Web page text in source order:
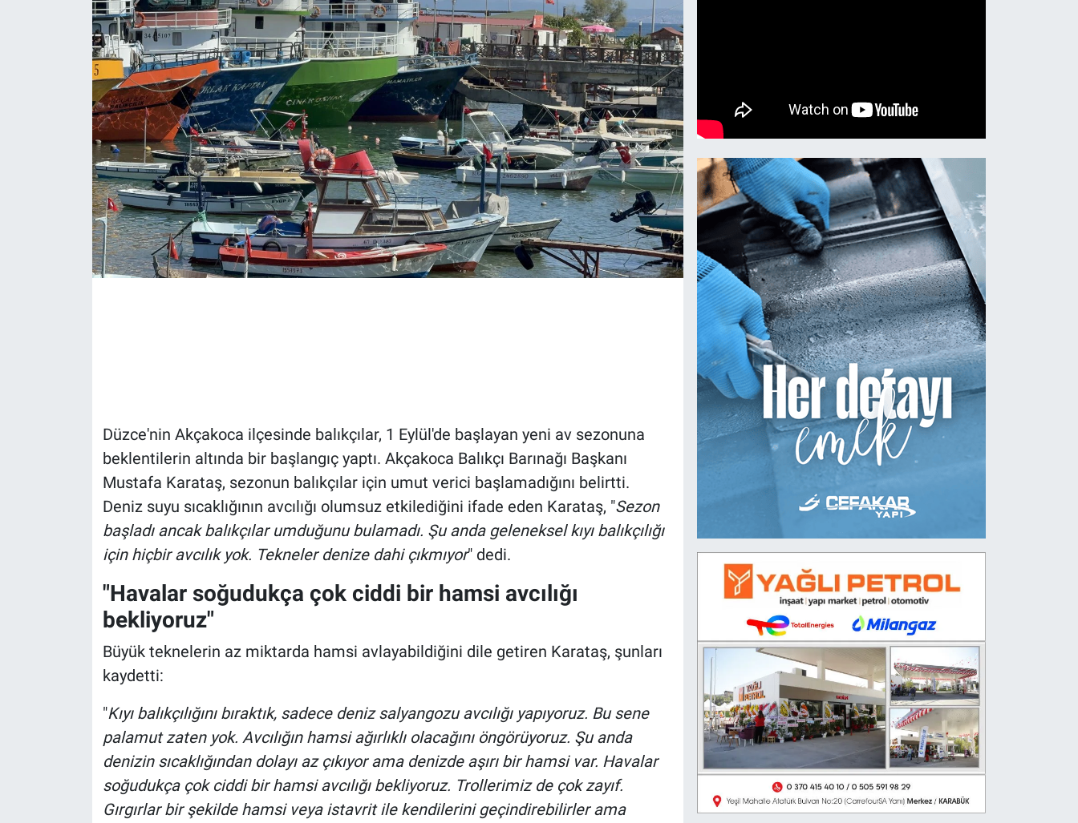
Düzce'nin Akçakoca ilçesinde balıkçılar, 1 Eylül'de başlayan yeni av sezonuna
beklentilerin altında bir başlangıç yaptı. Akçakoca Balıkçı Barınağı Başkanı
Mustafa Karataş, sezonun balıkçılar için umut verici başlamadığını belirtti.
Deniz suyu sıcaklığının avcılığı olumsuz etkilediğini ifade eden Karataş, "Sezon
başladı ancak balıkçılar umduğunu bulamadı. Şu anda geleneksel kıyı balıkçılığı
için hiçbir avcılık yok. Tekneler denize dahi çıkmıyor" dedi.
"Havalar soğudukça çok ciddi bir hamsi avcılığı
bekliyoruz"
Büyük teknelerin az miktarda hamsi avlayabildiğini dile getiren Karataş, şunları
kaydetti:
"Kıyı balıkçılığını bıraktık, sadece deniz salyangozu avcılığı yapıyoruz. Bu sene
palamut zaten yok. Avcılığın hamsi ağırlıklı olacağını öngörüyoruz. Şu anda
denizin sıcaklığından dolayı az çıkıyor ama denizde aşırı bir hamsi var. Havalar
soğudukça çok ciddi bir hamsi avcılığı bekliyoruz. Trollerimiz de çok zayıf.
Gırgırlar bir şekilde hamsi veya istavrit ile kendilerini geçindirebilirler ama